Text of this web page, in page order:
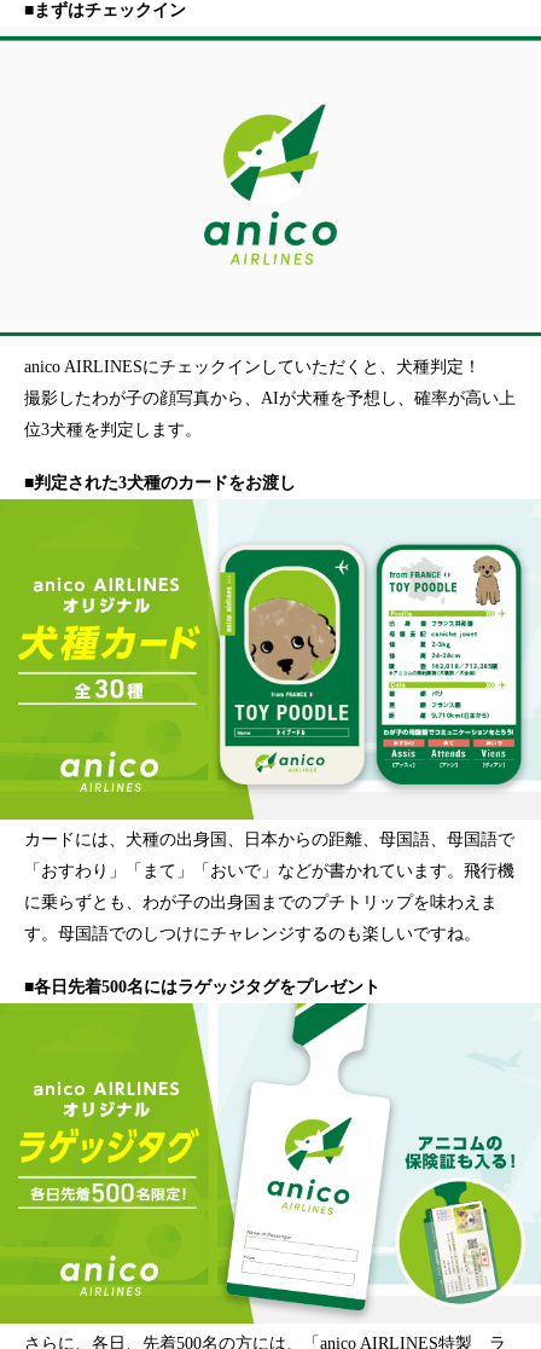
■まずはチェックイン
anico AIRLINESにチェックインしていただくと、犬種判定！
撮影したわが子の顔写真から、AIが犬種を予想し、確率が高い上
位3犬種を判定します。
■判定された3犬種のカードをお渡し
カードには、犬種の出身国、日本からの距離、母国語、母国語で
「おすわり」「まて」「おいで」などが書かれています。飛行機
に乗らずとも、わが子の出身国までのプチトリップを味わえま
す。母国語でのしつけにチャレンジするのも楽しいですね。
■各日先着500名にはラゲッジタグをプレゼント
さらに、各日、先着500名の方には、「anico AIRLINES特製 ラ